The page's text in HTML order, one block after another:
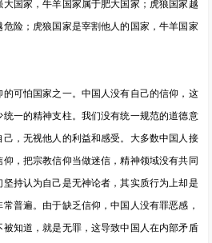
国家，牛羊国家属于肥大国家；虎狼国家越
险；虎狼国家是宰割他人的国家，牛羊国家
可怕国家之一。中国人没有自己的信仰，这
一的精神支柱。我们没有统一规范的道德意
，无视他人的利益和感受。大多数中国人接
，把宗教信仰当做迷信，精神领域没有共同
持认为自己是无神论者，其实质行为上却是
普遍。由于缺乏信仰，中国人没有罪恶感，
知道，就是无罪，这导致中国人在内部矛盾